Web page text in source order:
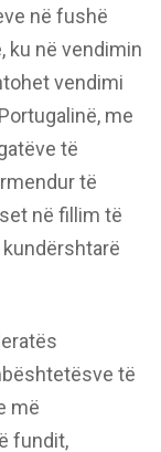
në fushë
ku në vendimin
vendimi
me
të
të
në fillim të
të
më
fundit,